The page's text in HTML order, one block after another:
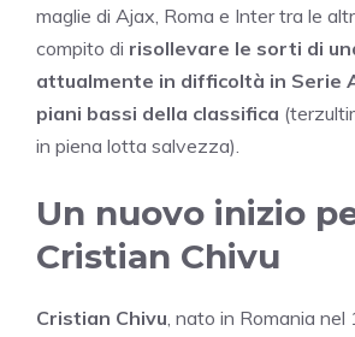
maglie di Ajax, Roma e Inter tra le
compito di risollevare le sorti di
attualmente in difficoltà in Serie
piani bassi della classifica
in piena lotta salvezza).
Un nuovo inizio
Cristian Chivu
Cristian Chivu, nato in Romania nel